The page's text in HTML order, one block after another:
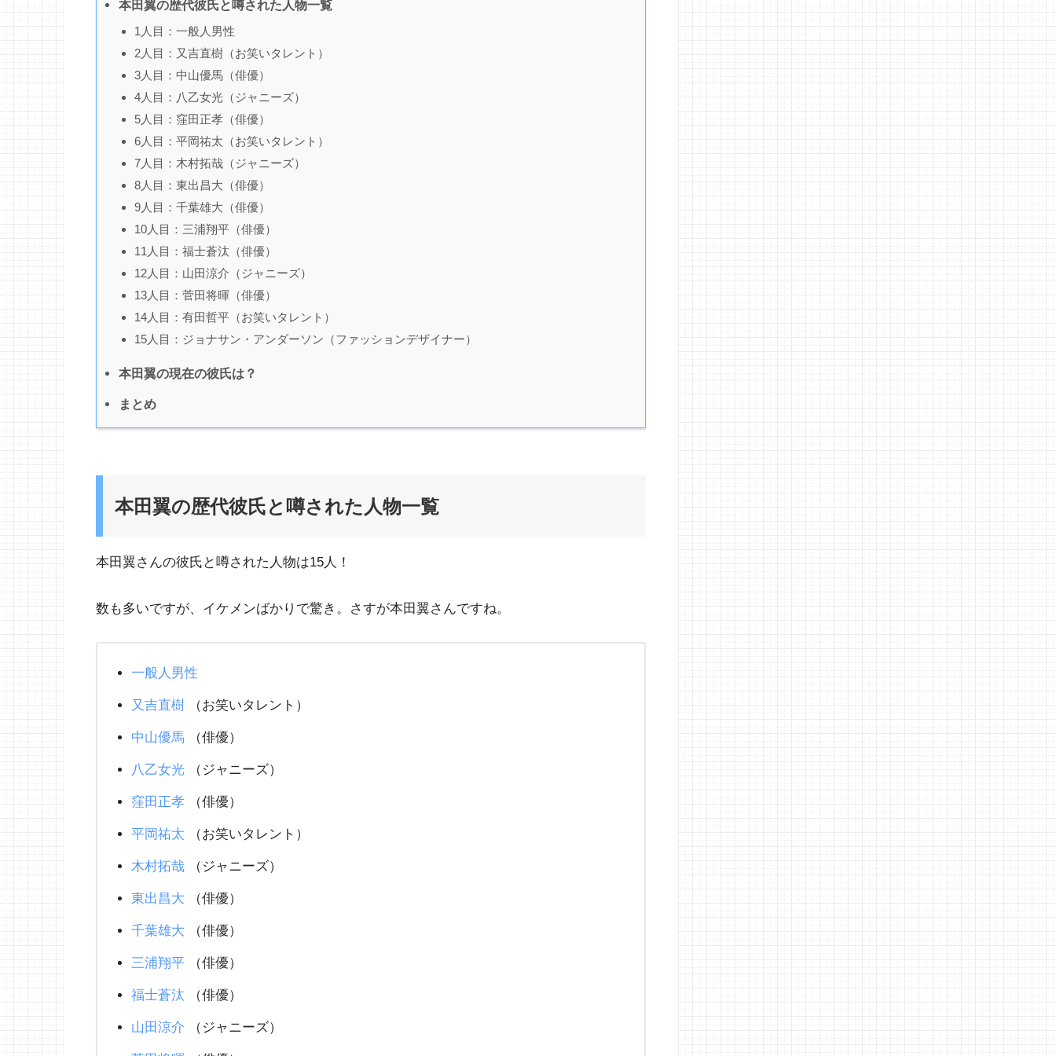
本田翼の歴代彼氏と噂された人物一覧
1人目：一般人男性
2人目：又吉直樹（お笑いタレント）
3人目：中山優馬（俳優）
4人目：八乙女光（ジャニーズ）
5人目：窪田正孝（俳優）
6人目：平岡祐太（お笑いタレント）
7人目：木村拓哉（ジャニーズ）
8人目：東出昌大（俳優）
9人目：千葉雄大（俳優）
10人目：三浦翔平（俳優）
11人目：福士蒼汰（俳優）
12人目：山田涼介（ジャニーズ）
13人目：菅田将暉（俳優）
14人目：有田哲平（お笑いタレント）
15人目：ジョナサン・アンダーソン（ファッションデザイナー）
本田翼の現在の彼氏は？
まとめ
本田翼の歴代彼氏と噂された人物一覧
本田翼さんの彼氏と噂された人物は15人！
数も多いですが、イケメンばかりで驚き。さすが本田翼さんですね。
一般人男性
又吉直樹（お笑いタレント）
中山優馬 （俳優）
八乙女光 （ジャニーズ）
窪田正孝（俳優）
平岡祐太 （お笑いタレント）
木村拓哉 （ジャニーズ）
東出昌大 （俳優）
千葉雄大 （俳優）
三浦翔平 （俳優）
福士蒼汰 （俳優）
山田涼介 （ジャニーズ）